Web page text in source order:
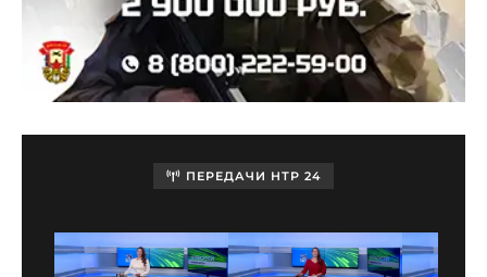
ПЕРЕДАЧИ НТР 24